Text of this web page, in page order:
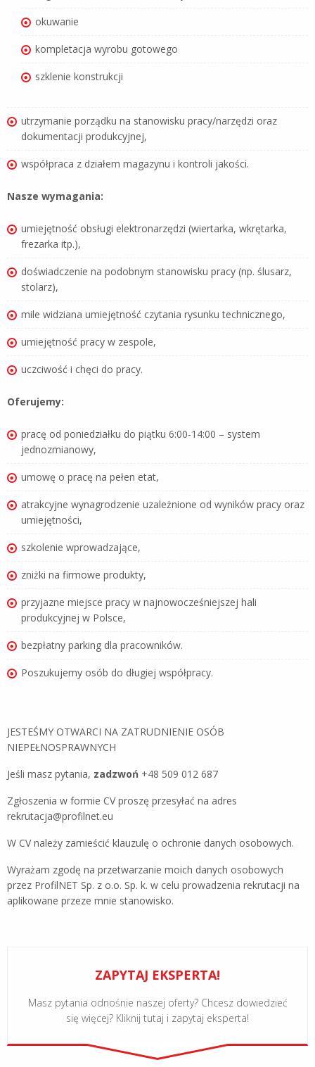
okuwanie
kompletacja wyrobu gotowego
szklenie konstrukcji
utrzymanie porządku na stanowisku pracy/narzędzi oraz
dokumentacji produkcyjnej,
współpraca z działem magazynu i kontroli jakości.
Nasze wymagania:
umiejętność obsługi elektronarzędzi (wiertarka, wkrętarka,
frezarka itp.),
doświadczenie na podobnym stanowisku pracy (np. ślusarz,
stolarz),
mile widziana umiejętność czytania rysunku technicznego,
umiejętność pracy w zespole,
uczciwość i chęci do pracy.
Oferujemy:
pracę od poniedziałku do piątku 6:00-14:00 – system
jednozmianowy,
umowę o pracę na pełen etat,
atrakcyjne wynagrodzenie uzależnione od wyników pracy oraz
umiejętności,
szkolenie wprowadzające,
zniżki na firmowe produkty,
przyjazne miejsce pracy w najnowocześniejszej hali
produkcyjnej w Polsce,
bezpłatny parking dla pracowników.
Poszukujemy osób do długiej współpracy.
JESTEŚMY OTWARCI NA ZATRUDNIENIE OSÓB
NIEPEŁNOSPRAWNYCH
Jeśli masz pytania, zadzwoń +48 509 012 687
Zgłoszenia w formie CV proszę przesyłać na adres
rekrutacja@profilnet.eu
W CV należy zamieścić klauzulę o ochronie danych osobowych.
Wyrażam zgodę na przetwarzanie moich danych osobowych
przez ProfilNET Sp. z o.o. Sp. k. w celu prowadzenia rekrutacji na
aplikowane przeze mnie stanowisko.
ZAPYTAJ EKSPERTA!
Masz pytania odnośnie naszej oferty? Chcesz dowiedzieć
się więcej? Kliknij tutaj i zapytaj eksperta!